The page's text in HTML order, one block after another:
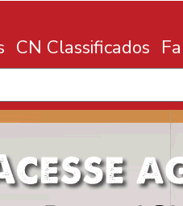
CN Classificados